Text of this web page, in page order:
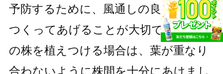
予防するために、風通しの良い環境を
つくってあげることが大切です。複数
の株を植えつける場合は、葉が重なり
合わないように株間を十分にあけまし